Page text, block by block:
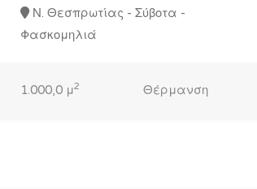
Ν. Θεσπρωτίας - Σύβοτα -
Φασκομηλιά
1.000,0 μ2 Θέρμανση